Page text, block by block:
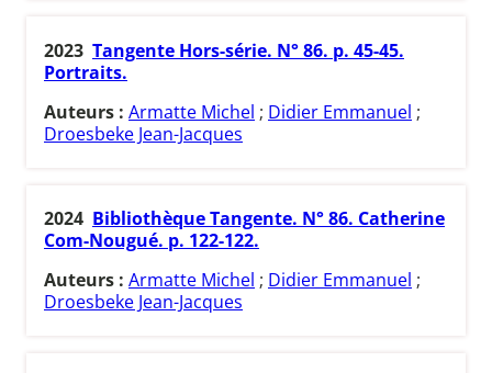
2023 Tangente Hors-série. N° 86. p. 45-45.
Portraits.
Auteurs : Armatte Michel ; Didier Emmanuel ;
Droesbeke Jean-Jacques
2024 Bibliothèque Tangente. N° 86. Catherine
Com-Nougué. p. 122-122.
Auteurs : Armatte Michel ; Didier Emmanuel ;
Droesbeke Jean-Jacques